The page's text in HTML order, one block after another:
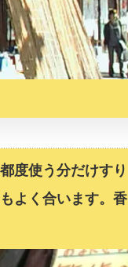
度使う分だけすり
よく合います。香